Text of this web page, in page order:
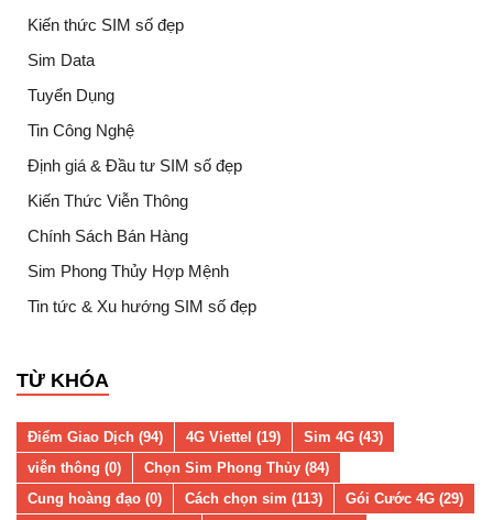
Kiến thức SIM số đẹp
Sim Data
Tuyển Dụng
Tin Công Nghệ
Định giá & Đầu tư SIM số đẹp
Kiến Thức Viễn Thông
Chính Sách Bán Hàng
Sim Phong Thủy Hợp Mệnh
Tin tức & Xu hướng SIM số đẹp
TỪ KHÓA
Điểm Giao Dịch (94) 4G Viettel (19)
Sim 4G (43)
viễn thông (0)
Chọn Sim Phong Thủy (84)
Cung hoàng đạo (0)
Cách chọn sim (113)
Gói Cước 4G (29)